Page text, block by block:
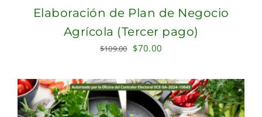
Elaboración de Plan de Negocio
Agrícola (Tercer pago)
$109.00 Original
was:
$109.00.
$70.00
is:
$70.00.